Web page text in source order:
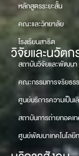
หลักสูตรระยะสั้น
คณะและวิทยาลัย
โรงเรียนสาธิต
วิจัยและนวัต
สถาบันวิจัยและพัฒนา
คณะกรรมการจริยธร
ศูนย์บริการความเป็นเ
สถาบันการถ่ายทอดเ
ศูนย์พัฒนาเทคโนโลยี